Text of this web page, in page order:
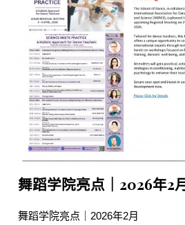
舞蹈学院亮点｜2026年2月
舞蹈学院亮点｜2026年2月